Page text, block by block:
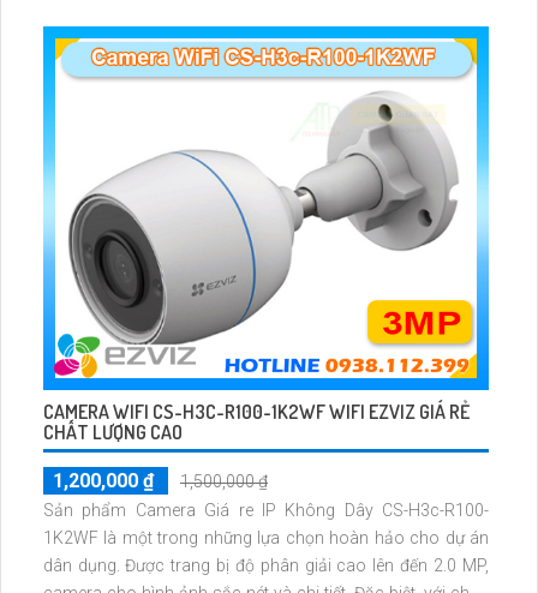
CAMERA WIFI CS-H3C-R100-1K2WF WIFI EZVIZ GIÁ RẺ
CHẤT LƯỢNG CAO
1,200,000 ₫
1,500,000 ₫
Sản phẩm Camera Giá re IP Không Dây CS-H3c-R100-
1K2WF là một trong những lựa chọn hoàn hảo cho dự án
dân dụng. Được trang bị độ phân giải cao lên đến 2.0 MP,